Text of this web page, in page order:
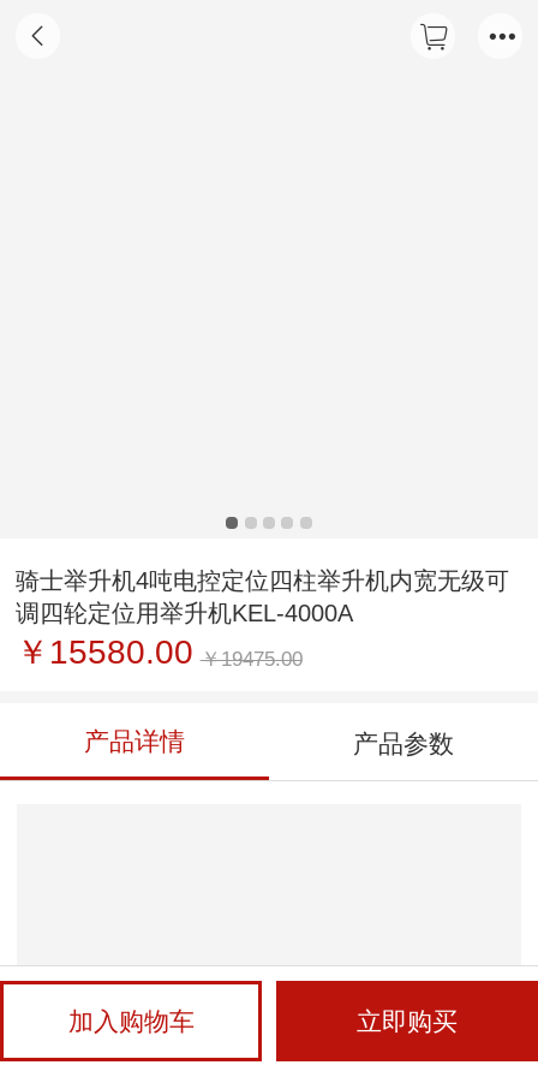
骑士举升机4吨电控定位四柱举升机内宽无级可
调四轮定位用举升机KEL-4000A
￥15580.00 ￥19475.00
产品详情 产品参数
加入购物车 立即购买